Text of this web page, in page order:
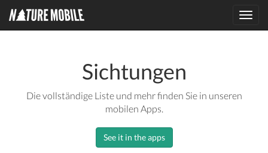
Sichtungen
Die vollständige Liste und mehr finden Sie in unseren
mobilen Apps.
See it in the apps